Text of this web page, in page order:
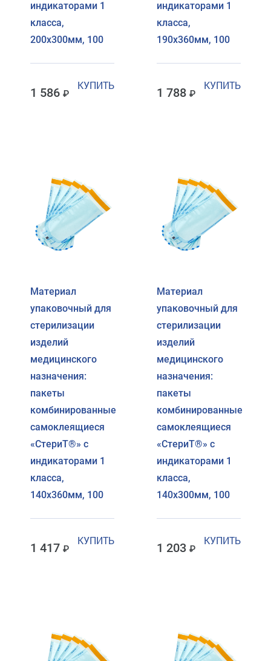
индикаторами 1
класса,
200х300мм, 100
1 586
КУПИТЬ
индикаторами 1
класса,
190х360мм, 100
1 788
КУПИТЬ
Материал
упаковочный для
стерилизации
изделий
медицинского
назначения:
пакеты
комбинированные
самоклеящиеся
«СтериТ®» с
индикаторами 1
класса,
140х360мм, 100
1 417
КУПИТЬ
Материал
упаковочный для
стерилизации
изделий
медицинского
назначения:
пакеты
комбинированные
самоклеящиеся
«СтериТ®» с
индикаторами 1
класса,
140х300мм, 100
1 203
КУПИТЬ